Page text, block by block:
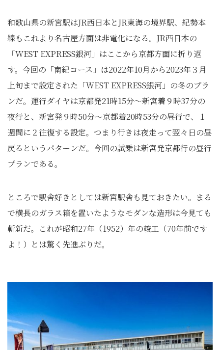
和歌山県の新宮駅はJR西日本とJR東海の境界駅、紀勢本
線もこれより名古屋方面は非電化になる。JR西日本の
「WEST EXPRESS銀河」はここから京都方面に折り返
す。今回の「南紀コース」は2022年10月から2023年３月
上旬まで設定された「WEST EXPRESS銀河」の冬のプラ
ンだ。運行ダイヤは京都発21時15分〜新宮着９時37分の
夜行と、新宮発９時50分〜京都着20時53分の昼行で、１
週間に２往復する設定。つまり行きは夜走って翌々日の昼
戻るというパターンだ。今回の試乗は新宮発京都行の昼行
プランである。
ところで駅舎好きとしては新宮駅舎も見ておきたい。まる
で横長のガラス箱を置いたようなモダンな造形は今見ても
斬新だ。これが昭和27年（1952）年の竣工（70年前です
よ！）とは驚く先進ぶりだ。